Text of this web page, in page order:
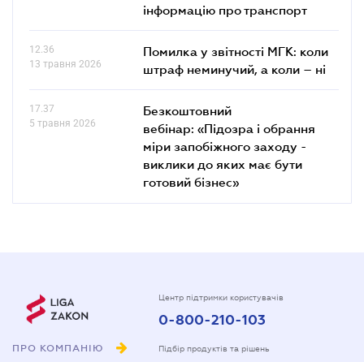
інформацію про транспорт
12.36
13 травня 2026
Помилка у звітності МГК: коли
штраф неминучий, а коли – ні
17.37
5 травня 2026
Безкоштовний
вебінар: «Підозра і обрання
міри запобіжного заходу -
виклики до яких має бути
готовий бізнес»
ПРО КОМПАНІЮ
Центр підтримки користувачів
0-800-210-103
Підбір продуктів та рішень